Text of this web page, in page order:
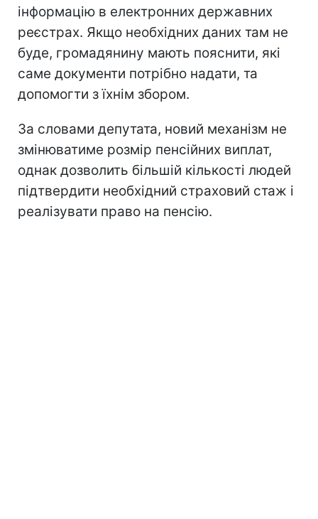
інформацію в електронних державних
реєстрах. Якщо необхідних даних там не
буде, громадянину мають пояснити, які
саме документи потрібно надати, та
допомогти з їхнім збором.
За словами депутата, новий механізм не
змінюватиме розмір пенсійних виплат,
однак дозволить більшій кількості людей
підтвердити необхідний страховий стаж і
реалізувати право на пенсію.